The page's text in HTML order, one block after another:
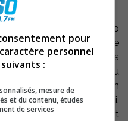
collégial AA, le camp
Cégep de Sorel-Tracy se
avec des séances
entre 19h00 et 21h00 au
Audet disputeront un
prochain en après-midi.
débutera au début
pour
personnel
:
mesure de
et du contenu, études
de services